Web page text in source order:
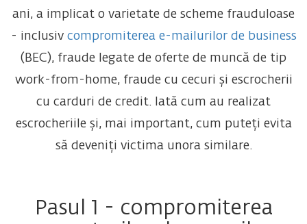
ani, a implicat o varietate de scheme frauduloase
- inclusiv compromiterea e-mailurilor de business
(BEC), fraude legate de oferte de muncă de tip
work-from-home, fraude cu cecuri și escrocherii
cu carduri de credit. Iată cum au realizat
escrocheriile și, mai important, cum puteți evita
să deveniți victima unora similare.
Pasul 1 - compromiterea